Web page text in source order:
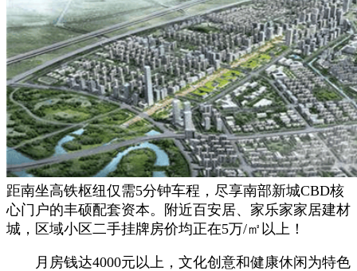
距南坐高铁枢纽仅需5分钟车程，尽享南部新城CBD核
心门户的丰硕配套资本。附近百安居、家乐家家居建材
城，区域小区二手挂牌房价均正在5万/㎡以上！
月房钱达4000元以上，文化创意和健康休闲为特色